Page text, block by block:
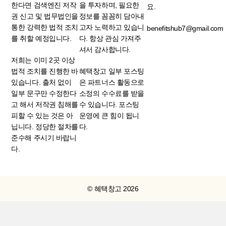
한다면 검색엔진 저작
권 신고 및 법무법인을
통한 강력한 법적 조치
를 취할 예정입니다.
저희는 이미 2곳 이상
법적 조치를 진행한 바
있습니다. 출처 없이
일부 문구만 수정한다
고 해서 저작권 침해를
피할 수 있는 것은 아
닙니다. 정당한 절차를
준수해 주시기 바랍니
다.
을 투자하며, 필요한
정보를 꼼꼼히 담아내
고자 노력하고 있습니
다. 항상 관심 가져주
셔서 감사합니다.
혜택창고 일부 포스팅
은 파트너스 활동으로
소정의 수수료를 받을
수 있습니다. 포스팅
운영에 큰 힘이 됩니
다.
요.
benefitshub7@gmail.com
© 혜택창고 2026